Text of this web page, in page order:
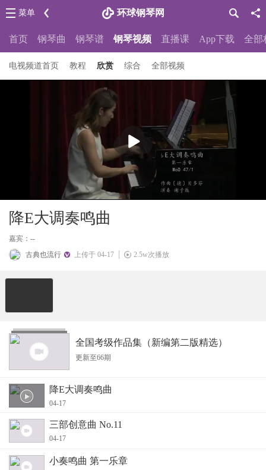
环球钢琴网
菜单
首页 钢琴曲 钢琴谱 钢琴视频 直播课 App下载 全部
电视频道首页 教程 欣赏 综合 全部视频
放
降E大调奏鸣曲
嘉宾：--
古典也流行
上传于 04-17 2.5w次播放
全国考级作品集（新编第二版精选）
更新至66期
降E大调奏鸣曲
04-17
三部创意曲 No.11
04-17
小奏鸣曲 第一乐章